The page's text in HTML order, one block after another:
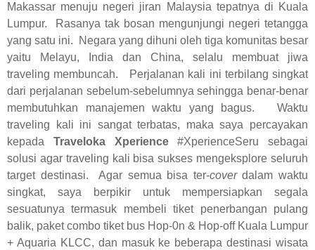
Makassar menuju negeri jiran Malaysia tepatnya di Kuala
Lumpur.
Rasanya tak bosan mengunjungi negeri tetangga
yang satu ini.
Negara yang dihuni oleh tiga komunitas besar
yaitu Melayu, India dan China, selalu membuat jiwa
traveling membuncah.
Perjalanan kali ini terbilang singkat
dari perjalanan sebelum-sebelumnya sehingga benar-benar
membutuhkan manajemen waktu yang bagus.
Waktu
traveling kali ini sangat terbatas, maka saya percayakan
kepada Traveloka Xperience#XperienceSeru sebagai
solusi agar traveling kali bisa sukses mengeksplore seluruh
target destinasi.
Agar semua bisa ter-coverdalam waktu
singkat, saya berpikir untuk mempersiapkan segala
sesuatunya termasuk membeli tiket penerbangan pulang
balik, paket combo tiket bus Hop-0n & Hop-off Kuala Lumpur
+ Aquaria KLCC, dan masuk ke beberapa destinasi wisata